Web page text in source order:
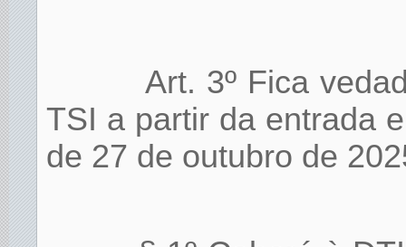
Art. 3º Fica
TSI a partir da entrada
de 27 de outubro de